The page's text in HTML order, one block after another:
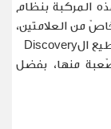
المركبة بنظام
من العلامتين،
Discovery
منها، بفضل